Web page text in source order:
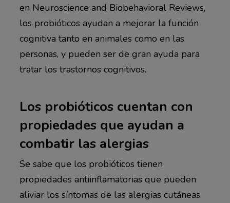
en Neuroscience and Biobehavioral Reviews,
los probióticos ayudan a mejorar la función
cognitiva tanto en animales como en las
personas, y pueden ser de gran ayuda para
tratar los trastornos cognitivos.
Los probióticos cuentan con
propiedades que ayudan a
combatir las alergias
Se sabe que los probióticos tienen
propiedades antiinflamatorias que pueden
aliviar los síntomas de las alergias cutáneas